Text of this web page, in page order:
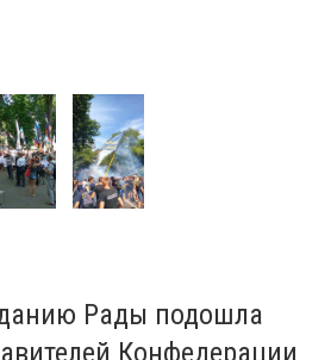
Рады подошла
Конфедерации